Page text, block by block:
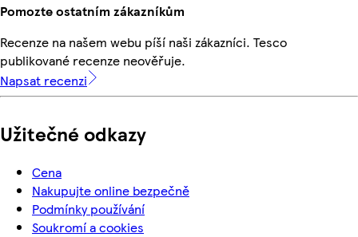
Pomozte ostatním zákazníkům
Recenze na našem webu píší naši zákazníci. Tesco
publikované recenze neověřuje.
Napsat recenzi
Užitečné odkazy
Cena
Nakupujte online bezpečně
Podmínky používání
Soukromí a cookies